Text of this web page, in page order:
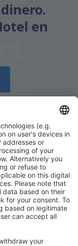
en
y planifica